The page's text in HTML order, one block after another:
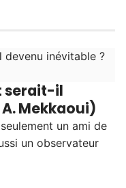
serait-il
Mekkaoui)
un ami de
un observateur